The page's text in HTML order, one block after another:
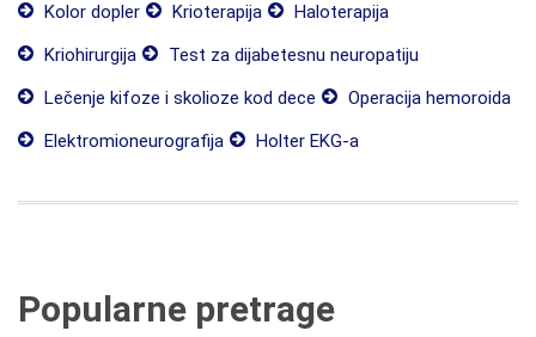
Kolor dopler
Krioterapija
Haloterapija
Kriohirurgija
Test za dijabetesnu neuropatiju
Lečenje kifoze i skolioze kod dece
Operacija hemoroida
Elektromioneurografija
Holter EKG-a
Popularne pretrage